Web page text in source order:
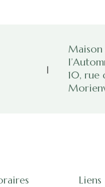
|
Maison
10, rue
Liens